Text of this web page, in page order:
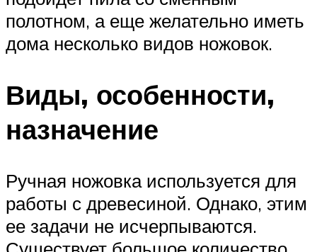
полотном, а еще желательно иметь
дома несколько видов ножовок.
Виды, особенности,
назначение
Ручная ножовка используется для
работы с древесиной. Однако, этим
ее задачи не исчерпываются.